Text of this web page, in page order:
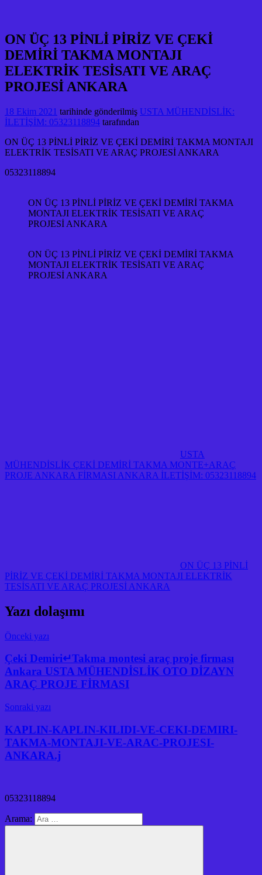
ON ÜÇ 13 PİNLİ PİRİZ VE ÇEKİ
DEMİRİ TAKMA MONTAJI
ELEKTRİK TESİSATI VE ARAÇ
PROJESİ ANKARA
18 Ekim 2021 tarihinde gönderilmiş USTA MÜHENDİSLİK:
İLETİŞİM: 05323118894 tarafından
ON ÜÇ 13 PİNLİ PİRİZ VE ÇEKİ DEMİRİ TAKMA MONTAJI
ELEKTRİK TESİSATI VE ARAÇ PROJESİ ANKARA
05323118894
ON ÜÇ 13 PİNLİ PİRİZ VE ÇEKİ DEMİRİ TAKMA
MONTAJI ELEKTRİK TESİSATI VE ARAÇ
PROJESİ ANKARA
ON ÜÇ 13 PİNLİ PİRİZ VE ÇEKİ DEMİRİ TAKMA
MONTAJI ELEKTRİK TESİSATI VE ARAÇ
PROJESİ ANKARA
USTA
MÜHENDİSLİK ÇEKİ DEMİRİ TAKMA MONTE+ARAÇ
PROJE ANKARA FİRMASI ANKARA İLETİŞİM: 05323118894
ON ÜÇ 13 PİNLİ
PİRİZ VE ÇEKİ DEMİRİ TAKMA MONTAJI ELEKTRİK
TESİSATI VE ARAÇ PROJESİ ANKARA
Yazı dolaşımı
Önceki yazı
Çeki Demiri↵Takma montesi araç proje firması
Ankara USTA MÜHENDİSLİK OTO DİZAYN
ARAÇ PROJE FİRMASI
Sonraki yazı
KAPLIN-KAPLIN-KILIDI-VE-CEKI-DEMIRI-
TAKMA-MONTAJI-VE-ARAC-PROJESI-
ANKARA.j
05323118894
Arama: